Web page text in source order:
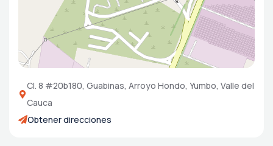
Cl. 8 #20b180, Guabinas, Arroyo Hondo, Yumbo, Valle del
Cauca
Obtener direcciones